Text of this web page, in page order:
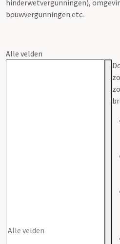
hinderwetvergunningen),
bouwvergunningen etc.
Alle velden